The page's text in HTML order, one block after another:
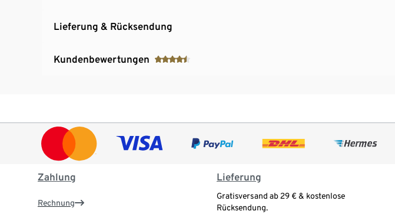
Lieferung & Rücksendung
Kundenbewertungen
Zahlung
Rechnung
Lieferung
Gratisversand ab 29 € & kostenlose
Rücksendung.